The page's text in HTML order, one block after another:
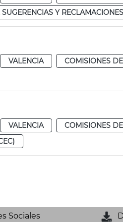
Y RECLAMACIONES
VALENCIA
COMISIONES
VALENCIA
COMISIONES
Sociales